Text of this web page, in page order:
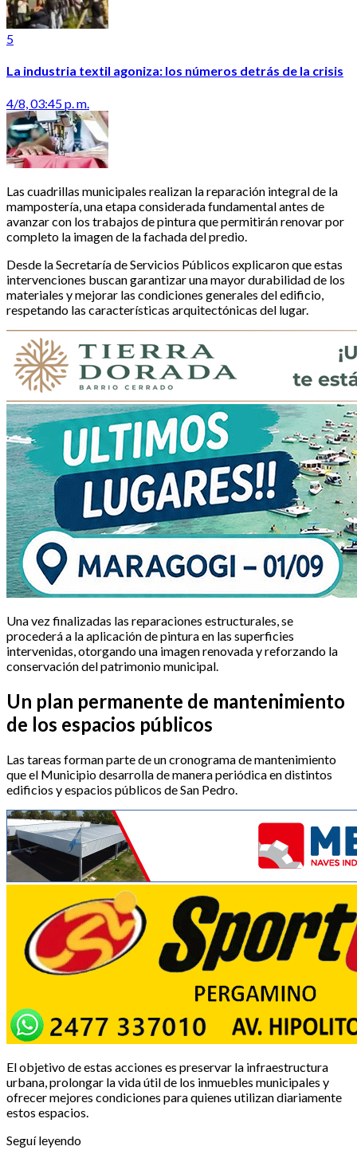
5
La industria textil agoniza: los números detrás de la crisis
4/8, 03:45 p. m.
Las cuadrillas municipales realizan la reparación integral de la
mampostería, una etapa considerada fundamental antes de
avanzar con los trabajos de pintura que permitirán renovar por
completo la imagen de la fachada del predio.
Desde la Secretaría de Servicios Públicos explicaron que estas
intervenciones buscan garantizar una mayor durabilidad de los
materiales y mejorar las condiciones generales del edificio,
respetando las características arquitectónicas del lugar.
Una vez finalizadas las reparaciones estructurales, se
procederá a la aplicación de pintura en las superficies
intervenidas, otorgando una imagen renovada y reforzando la
conservación del patrimonio municipal.
Un plan permanente de mantenimiento
de los espacios públicos
Las tareas forman parte de un cronograma de mantenimiento
que el Municipio desarrolla de manera periódica en distintos
edificios y espacios públicos de San Pedro.
El objetivo de estas acciones es preservar la infraestructura
urbana, prolongar la vida útil de los inmuebles municipales y
ofrecer mejores condiciones para quienes utilizan diariamente
estos espacios.
Seguí leyendo